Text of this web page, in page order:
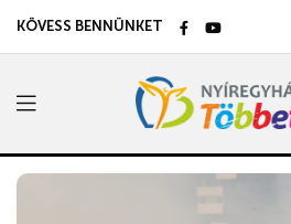
KÖVESS BENNÜNKET